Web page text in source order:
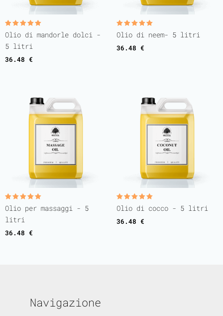
Valutato
5.00
su 5
Olio di mandorle dolci -
5 litri
36.48 €
Valutato
5.00
Olio di neem- 5 litri
36.48 €
Valutato
5.00
su 5
Olio per massaggi - 5
litri
36.48 €
Valutato
5.00
Olio di cocco - 5 litri
36.48 €
Navigazione